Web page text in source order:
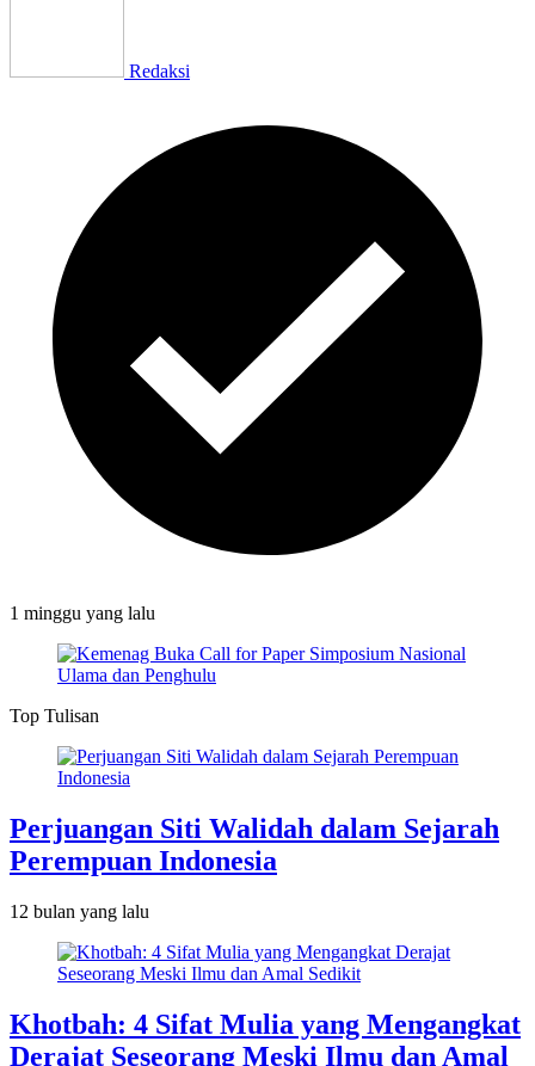
Redaksi
1 minggu yang lalu
Top Tulisan
Perjuangan Siti Walidah dalam Sejarah
Perempuan Indonesia
12 bulan yang lalu
Khotbah: 4 Sifat Mulia yang Mengangkat
Derajat Seseorang Meski Ilmu dan Amal